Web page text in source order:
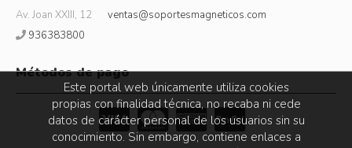
Av. Joan XXIII, 12
ventas@soportesmagneticos.com
936383800
Métodos de pago
Este portal web únicamente utiliza cookies
propias con finalidad técnica, no recaba ni cede
datos de carácter personal de los usuarios sin su
conocimiento. Sin embargo, contiene enlaces a